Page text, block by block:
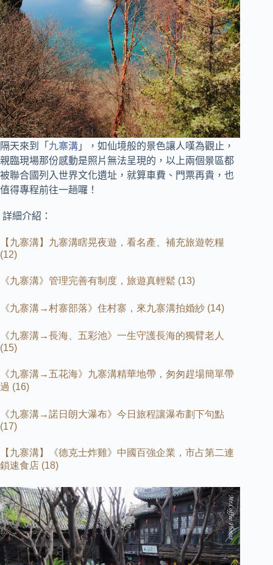
隔天來到「 九寨溝 」，如仙境般的景色讓人嘆為觀止，
親臨現場那份感動是照片無法呈現的， 以上兩個景區都
被聯合國列入世界文化遺址，就算車費、門票再貴，也
值得專程前往一趟囉！
詳細介紹：
【九寨溝】九寨溝瞎晃夜遊，看名產、補充旅遊乾糧
(12)
《九寨溝》管理完善有制度，旅遊真輕鬆 (13)
《九寨溝→村寨部落》住村寨，來九寨溝拍婚紗 (14)
《九寨溝→長海、五彩池》一生守護長海的獨臂老人
(15)
《九寨溝→五花海》九寨溝精華地帶，匆匆趕場簡單帶
過 (16)
《九寨溝→諾日朗大瀑布》今日旅程讓瀑布劃下句點
(17)
【九寨溝】《德克士炸雞》中國百強企業，市占第二連
鎖速食店 (18)